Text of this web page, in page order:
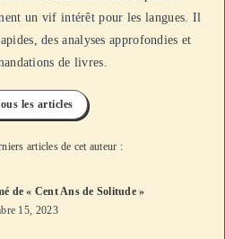
un vif intérêt pour les langues. Il
des analyses approfondies et
de livres.
les articles
articles de cet auteur :
de « Cent Ans de Solitude »
15, 2023